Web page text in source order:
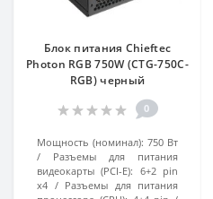
Блок питания Chieftec
Photon RGB 750W (CTG-750C-
RGB) черный
0
Мощность (номинал): 750 Вт
Разъемы для питания
видеокарты (PCI-E): 6+2 pin
x4
Разъемы для питания